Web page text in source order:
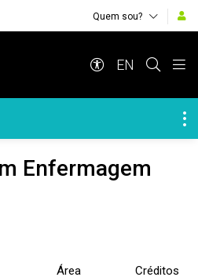
Quem sou?
EN
Enfermagem
Área
Créditos